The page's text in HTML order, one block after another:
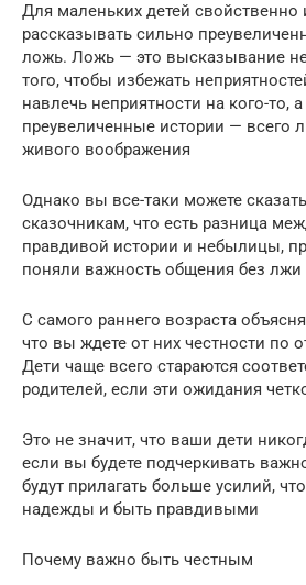
Для маленьких детей свойственно
рассказывать сильно
ложь. Ложь — это высказывание
того, чтобы избежать
навлечь неприятности на кого-то, а
преувеличенные истории — всего
живого воображения
Однако вы все-таки можете
сказочникам, что есть разница
правдивой истории и небылицы,
поняли важность общения без лжи
С самого раннего возраста
что вы ждете от них честности по
Дети чаще всего стараются
родителей, если эти ожидания
Это не значит, что ваши дети
если вы будете подчеркивать
будут прилагать больше усилий,
надежды и быть правдивыми
Почему важно быть честным